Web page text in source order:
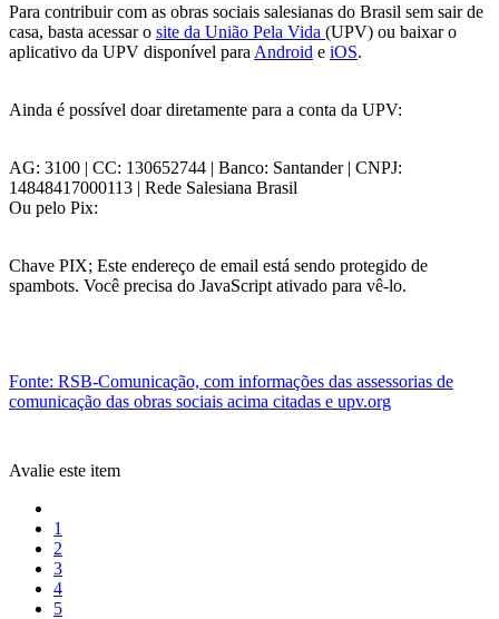
Para contribuir com as obras sociais salesianas do Brasil sem sair de
casa, basta acessar o site da União Pela Vida (UPV) ou baixar o
aplicativo da UPV disponível para Android e iOS.
Ainda é possível doar diretamente para a conta da UPV:
AG: 3100 | CC: 130652744 | Banco: Santander | CNPJ:
14848417000113 | Rede Salesiana Brasil
Ou pelo Pix:
Chave PIX; Este endereço de email está sendo protegido de
spambots. Você precisa do JavaScript ativado para vê-lo.
Fonte: RSB-Comunicação, com informações das assessorias de
comunicação das obras sociais acima citadas e upv.org
Avalie este item
1
2
3
4
5